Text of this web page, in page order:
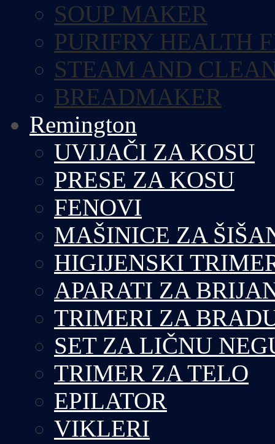
SOUP MAKER
PURIFRY HEALTH
STEAM AND
BREADMAKER
Remington
UVIJAČI ZA KOSU
PRESE ZA KOSU
FENOVI
MAŠINICE ZA
HIGIJENSKI
APARATI ZA
TRIMERI ZA
SET ZA LIČNU
TRIMER ZA TELO
EPILATOR
VIKLERI